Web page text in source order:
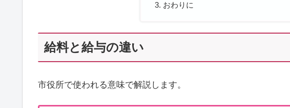
おわりに
給料と給与の違い
市役所で使われる意味で解説します。